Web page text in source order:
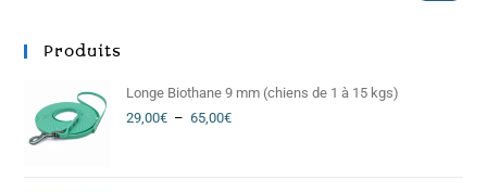
Produits
Longe Biothane 9 mm (chiens de 1 à 15 kgs)
29,00€ – 65,00€